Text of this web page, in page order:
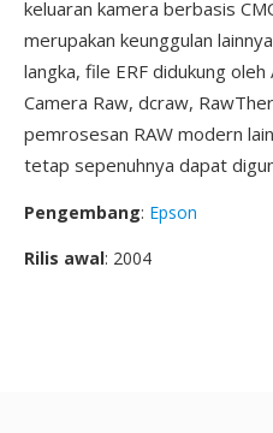
keluaran kamera berbasis
merupakan keunggulan
langka, file ERF didukung oleh
Camera Raw, dcraw,
pemrosesan RAW modern
tetap sepenuhnya dapat
Pengembang: Epson
Rilis awal: 2004